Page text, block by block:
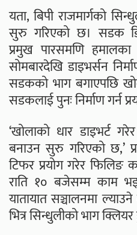
यता, बिपी राजमार्गको
सुरु गरिएको छ। सडक
प्रमुख पारसमणि हमालका
सोमबारदेखि डाइभर्सन
सडकको भाग बगाएपछि
सडकलाई पुनः निर्माण गर्न
‘खोलाको धार डाइभर्ट
बनाउन सुरु गरिएको छ,’
टिफर प्रयोग गरेर फिलिङ
राति १० बजेसम्म काम
यातायात सञ्चालनमा
भित्र सिन्धुलीको भाग